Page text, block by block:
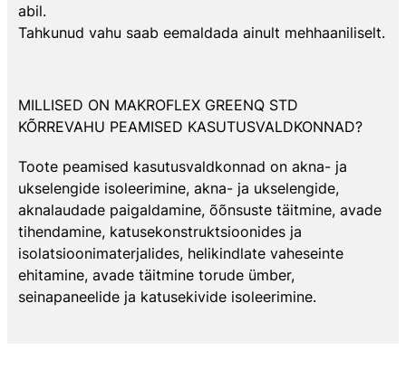
abil.
Tahkunud vahu saab eemaldada ainult mehhaaniliselt.
MILLISED ON MAKROFLEX GREENQ STD
KÕRREVAHU PEAMISED KASUTUSVALDKONNAD?
Toote peamised kasutusvaldkonnad on akna- ja
ukselengide isoleerimine, akna- ja ukselengide,
aknalaudade paigaldamine, õõnsuste täitmine, avade
tihendamine, katusekonstruktsioonides ja
isolatsioonimaterjalides, helikindlate vaheseinte
ehitamine, avade täitmine torude ümber,
seinapaneelide ja katusekivide isoleerimine.